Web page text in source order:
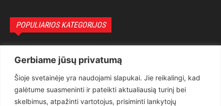
Gerbiame jūsų privatumą
Šioje svetainėje yra naudojami slapukai. Jie reikalingi, kad
galėtume suasmeninti ir pateikti aktualiausią turinį bei
skelbimus, atpažinti vartotojus, prisiminti lankytojų
POPULIARIOS KATEGORIJOS
Teisėsauga
1497
Aktualu